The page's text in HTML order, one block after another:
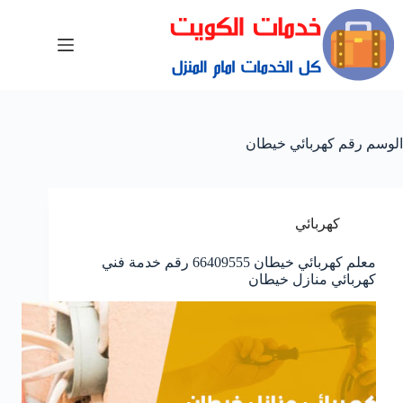
الوسم رقم كهربائي خيطان
كهربائي
معلم كهربائي خيطان 66409555 رقم خدمة فني
كهربائي منازل خيطان